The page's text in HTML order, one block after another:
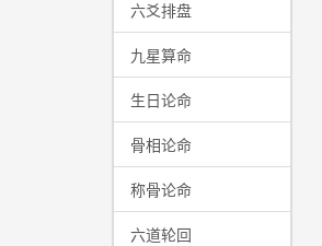
六爻排盘
九星算命
生日论命
骨相论命
称骨论命
六道轮回